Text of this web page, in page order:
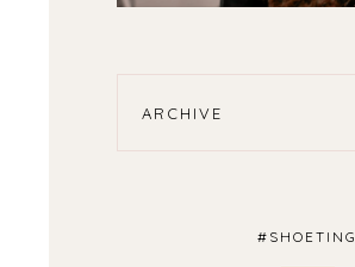
ARCHIVE
#SHOETING